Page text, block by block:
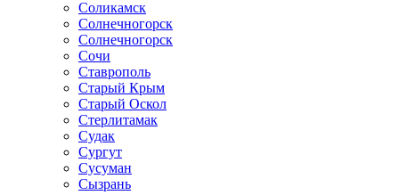
Соликамск
Солнечногорск
Солнечногорск
Сочи
Ставрополь
Старый Крым
Старый Оскол
Стерлитамак
Судак
Сургут
Сусуман
Сызрань